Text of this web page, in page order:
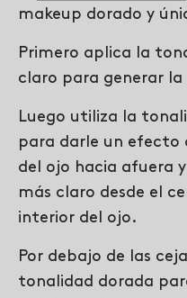
makeup dorado y
Primero aplica la
claro para generar la
Luego utiliza la
para darle un efecto
del ojo hacia afuera
más claro desde el
interior del ojo.
Por debajo de las
tonalidad dorada